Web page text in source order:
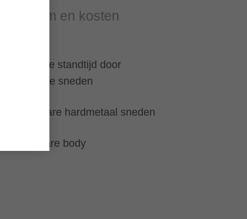
Duurzaam en kosten
Viervoudige standtijd door
omkeerbare sneden
Uitwisselbare hardmetaal sneden
Herbruikbare body